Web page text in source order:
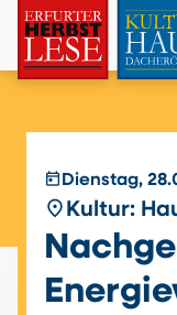
today Dienstag,
place Kultur: